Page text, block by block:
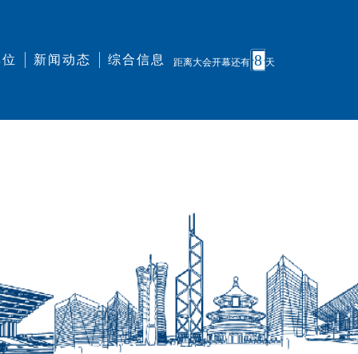
新闻动态 综合信息 距离大会开幕还有 8天